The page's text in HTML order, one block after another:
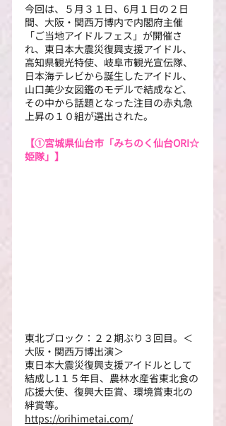
今回は、５月３１日、6月１日の２日
間、大阪・関西万博内で内閣府主催
「ご当地アイドルフェス」が開催さ
れ、東日本大震災復興支援アイドル、
高知県観光特使、岐阜市観光宣伝隊、
日本海テレビから誕生したアイドル、
山口美少女図鑑のモデルで結成など、
その中から話題となった注目の赤丸急
上昇の１０組が選出された。
【①宮城県仙台市「みちのく仙台ORI☆
姫隊」】
東北ブロック：２２期ぶり３回目。＜
大阪・関西万博出演＞
東日本大震災復興支援アイドルとして
結成し1１５年目、農林水産省東北食の
応援大使、復興大臣賞、環境賞東北の
絆賞等。
https://orihimetai.com/